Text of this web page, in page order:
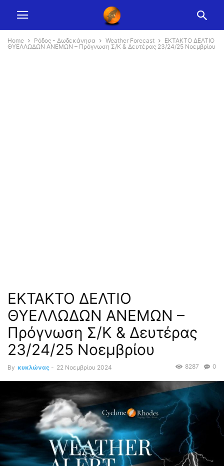
Home Ρόδος - Δωδεκάνησα Weather Forecast
ΕΚΤΑΚΤΟ ΔΕΛΤΙΟ
ΘΥΕΛΛΩΔΩΝ ΑΝΕΜΩΝ – Πρόγνωση Σ/Κ & Δευτέρας 23/24/25 Νοεμβρίου
ΕΚΤΑΚΤΟ ΔΕΛΤΙΟ
ΘΥΕΛΛΩΔΩΝ ΑΝΕΜΩΝ –
Πρόγνωση Σ/Κ & Δευτέρας
23/24/25 Νοεμβρίου
By κυκλώνας - 22 Νοεμβρίου 2024 0
8287